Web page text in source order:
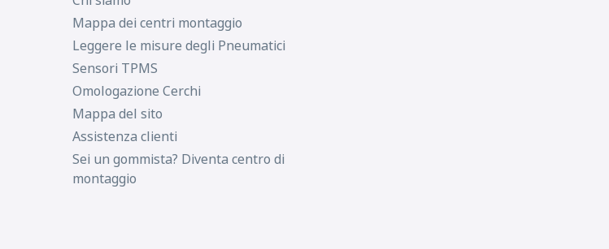
Mappa dei centri montaggio
Leggere le misure degli Pneumatici
Sensori TPMS
Omologazione Cerchi
Mappa del sito
Assistenza clienti
Sei un gommista? Diventa centro di
montaggio